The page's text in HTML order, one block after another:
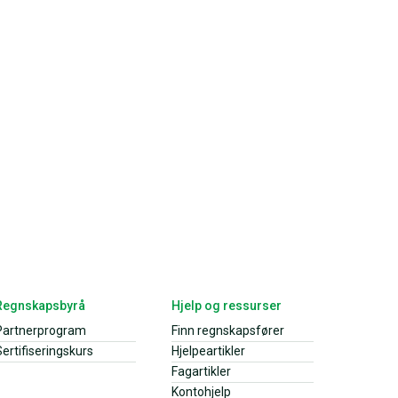
Hjelp og ressurser
Finn regnskapsfører
Hjelpeartikler
Fagartikler
Kontohjelp